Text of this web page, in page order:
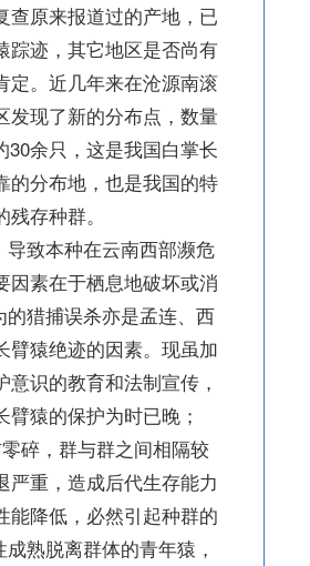
查原来报道过的产地，已
踪迹，其它地区是否尚有
定。近几年来在沧源南滚
发现了新的分布点，数量
30余只，这是我国白掌长
的分布地，也是我国的特
存种群。
导致本种在云南西部濒危
因素在于栖息地破坏或消
的猎捕误杀亦是孟连、西
臂猿绝迹的因素。现虽加
意识的教育和法制宣传，
臂猿的保护为时已晚；
碎，群与群之间相隔较
严重，造成后代生存能力
能降低，必然引起种群的
熟脱离群体的青年猿，